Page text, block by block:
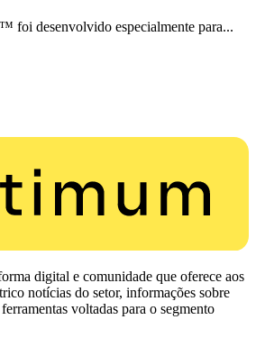
desenvolvido especialmente para...
digital e comunidade que oferece aos
notícias do setor, informações sobre
voltadas para o segmento